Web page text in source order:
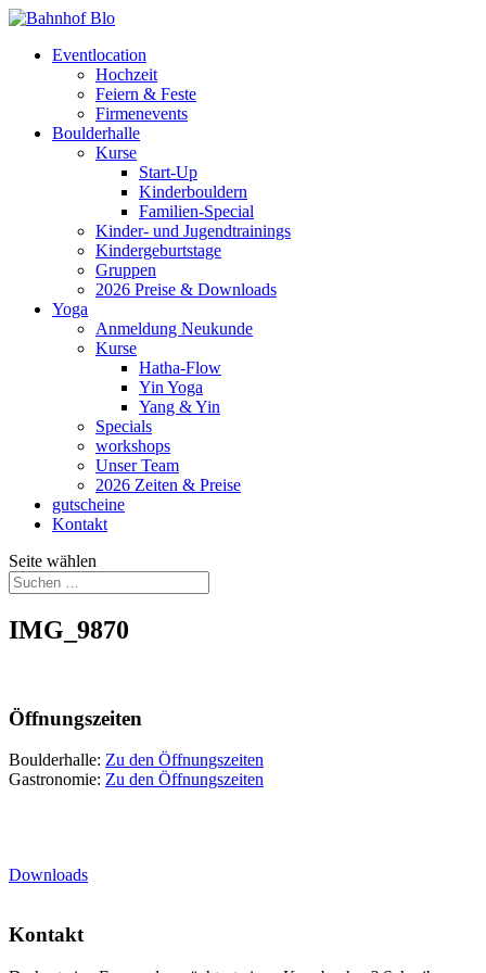
Eventlocation
Hochzeit
Feiern & Feste
Firmenevents
Boulderhalle
Kurse
Start-Up
Kinderbouldern
Familien-Special
Kinder- und Jugendtrainings
Kindergeburtstage
Gruppen
2026 Preise & Downloads
Yoga
Anmeldung Neukunde
Kurse
Hatha-Flow
Yin Yoga
Yang & Yin
Specials
workshops
Unser Team
2026 Zeiten & Preise
gutscheine
Kontakt
Seite wählen
IMG_9870
Öffnungszeiten
Boulderhalle: Zu den Öffnungszeiten
Gastronomie: Zu den Öffnungszeiten
Downloads
Kontakt